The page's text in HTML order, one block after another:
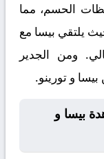
الحسم، مما
يلتقي بيسا مع
ومن الجدير
و تورينو.
بيسا و